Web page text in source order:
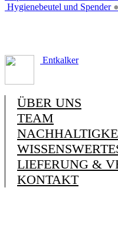
Hygienebeutel und Spender ●
Entkalker
ÜBER UNS
TEAM
LIEFERUNG &
KONTAKT